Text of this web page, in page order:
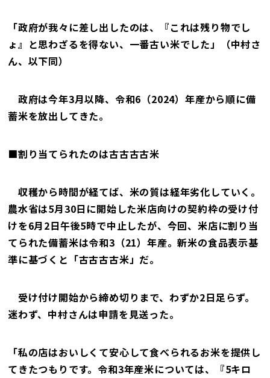
「政府が我々に差し出したのは、『これは残り物でし
ょ』と思わざるを得ない、一番古い米でした」（中村さ
ん、以下同）
政府は今年3月以降、令和6（2024）年産から順に備
蓄米を放出してきた。
■割り当てられたのは古古古古米
収穫から時間が経てば、米の質は経年劣化していく。
農水省は5月30日に開始した米店向けの契約枠の受け付
けを6月2日午後5時で中止したが、今回、米店に割り当
てられた備蓄米は令和3（21）年産。新米の食品表示基
準に基づくと「古古古古米」だ。
受け付け開始から締め切りまで、わずか2日足らず。
迷わず、中村さんは申請を見送った。
「私の店はおいしくて安心して食べられるお米を提供し
てきたつもりです。令和3年産米については、『5キロ